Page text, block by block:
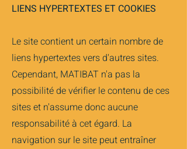
LIENS HYPERTEXTES ET COOKIES
Le site contient un certain nombre de
liens hypertextes vers d'autres sites.
Cependant, MATIBAT n'a pas la
possibilité de vérifier le contenu de ces
sites et n'assume donc aucune
responsabilité à cet égard. La
navigation sur le site peut entraîner